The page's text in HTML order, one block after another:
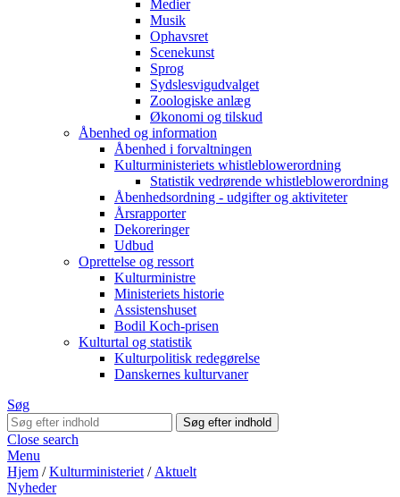
Medier
Musik
Ophavsret
Scenekunst
Sprog
Sydslesvigudvalget
Zoologiske anlæg
Økonomi og tilskud
Åbenhed og information
Åbenhed i forvaltningen
Kulturministeriets whistleblowerordning
Statistik vedrørende whistleblowerordning
Åbenhedsordning - udgifter og aktiviteter
Årsrapporter
Dekoreringer
Udbud
Oprettelse og ressort
Kulturministre
Ministeriets historie
Assistenshuset
Bodil Koch-prisen
Kulturtal og statistik
Kulturpolitisk redegørelse
Danskernes kulturvaner
Søg
Close search
Menu
Hjem /Kulturministeriet / Aktuelt
Nyheder